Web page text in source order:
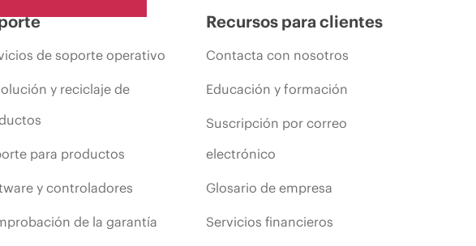
de soporte operativo
y reciclaje de
para productos
y controladores
de la garantía
Recursos para clientes
Contacta con nosotros
Educación y formación
Suscripción por correo
electrónico
Glosario de empresa
Servicios financieros